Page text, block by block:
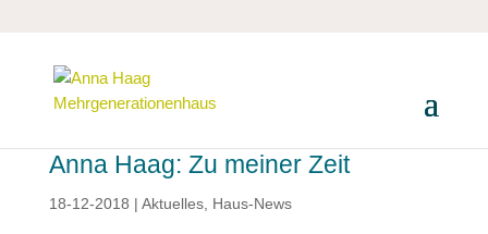
Anna Haag: Zu meiner Zeit
18-12-2018 | Aktuelles, Haus-News